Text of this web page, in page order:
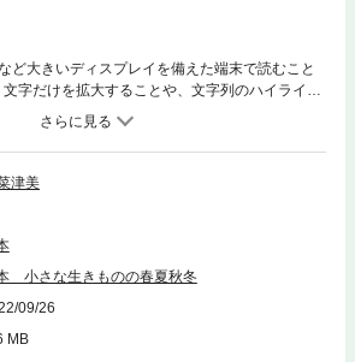
ど大きいディスプレイを備えた端末で読むこと
字だけを拡大することや、文字列のハイライ
引用などの機能が使用できません。大きな写真で
節ごとに追う写真絵本。カブトムシの魅力はやは
で相手をひっくり返す力強さは、やはり昆虫界
は、その魅力を存分に引き出すべく、ノコギリ
パクトは強烈です。巻末では、カブトムシのく
などをくわしく解説しています。
津美
小さな生きものの春夏秋冬
09/26
MB